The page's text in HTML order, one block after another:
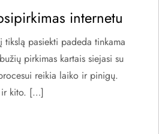
internetu
pasiekti padeda tinkama
pirkimas kartais siejasi su
reikia laiko ir pinigų.
ir kito. […]